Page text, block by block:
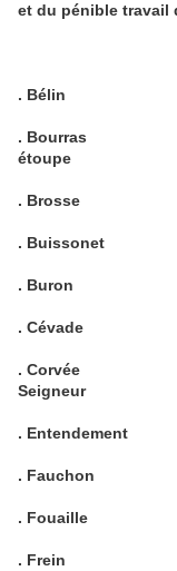
et du pénible travail
. Bélin
. Bourras Toile
étoupe
. Brosse
. Buissonet
. Buron
. Cévade
. Corvée
Seigneur
. Entendement
. Fauchon
. Fouaille
. Frein